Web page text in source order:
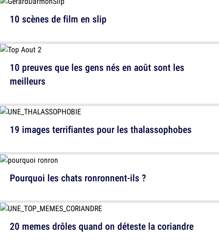
10 scènes de film en slip
19 images terrifiantes pour les thalassophobes
20 memes drôles quand on déteste la coriandre
10 preuves que les gens nés en août sont les
meilleurs
Pourquoi les chats ronronnent-ils ?